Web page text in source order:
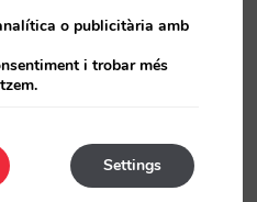
o publicitària amb
i trobar més
Settings